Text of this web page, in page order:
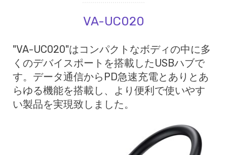
VA-UC020
"VA-UC020"はコンパクトなボディの中に多
くのデバイスポートを搭載したUSBハブで
す。データ通信からPD急速充電とありとあ
らゆる機能を搭載し、より便利で使いやす
い製品を実現致しました。